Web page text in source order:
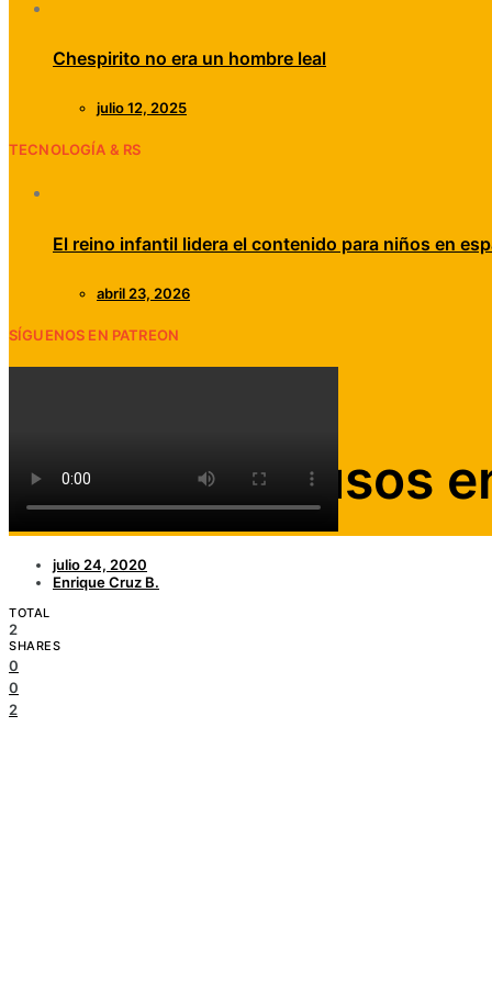
Chespirito no era un hombre leal
julio 12, 2025
TECNOLOGÍA & RS
El reino infantil lidera el contenido para niños en
abril 23, 2026
SÍGUENOS EN PATREON
Atleta A: Abusos
julio 24, 2020
Enrique Cruz B.
TOTAL
2
SHARES
0
0
2